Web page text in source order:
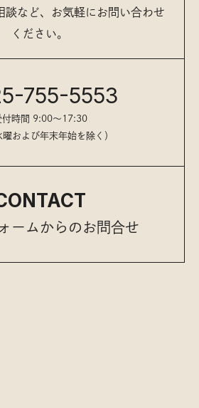
談など、お気軽にお問い合わせ
ください。
755-5553
付時間 9:00〜17:30
曜および年末年始を除く）
ームからのお問合せ